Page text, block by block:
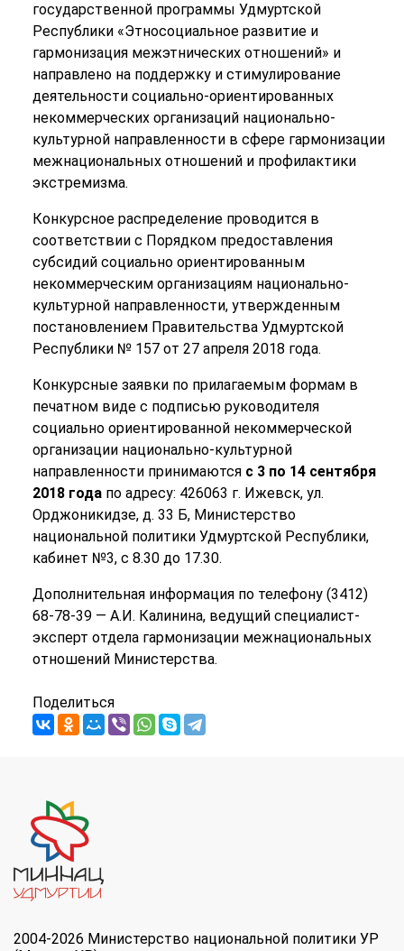
государственной программы Удмуртской
Республики «Этносоциальное развитие и
гармонизация межэтнических отношений» и
направлено на поддержку и стимулирование
деятельности социально-ориентированных
некоммерческих организаций национально-
культурной направленности в сфере гармонизации
межнациональных отношений и профилактики
экстремизма.
Конкурсное распределение проводится в
соответствии с Порядком предоставления
субсидий социально ориентированным
некоммерческим организациям национально-
культурной направленности, утвержденным
постановлением Правительства Удмуртской
Республики № 157 от 27 апреля 2018 года.
Конкурсные заявки по прилагаемым формам в
печатном виде с подписью руководителя
социально ориентированной некоммерческой
организации национально-культурной
направленности принимаются с 3 по 14 сентября
2018 годапо адресу: 426063 г. Ижевск, ул.
Орджоникидзе, д. 33 Б, Министерство
национальной политики Удмуртской Республики,
кабинет №3, с 8.30 до 17.30.
Дополнительная информация по телефону (3412)
68-78-39 — А.И. Калинина, ведущий специалист-
эксперт отдела гармонизации межнациональных
отношений Министерства.
Поделиться
2004-2026 Министерство национальной политики УР